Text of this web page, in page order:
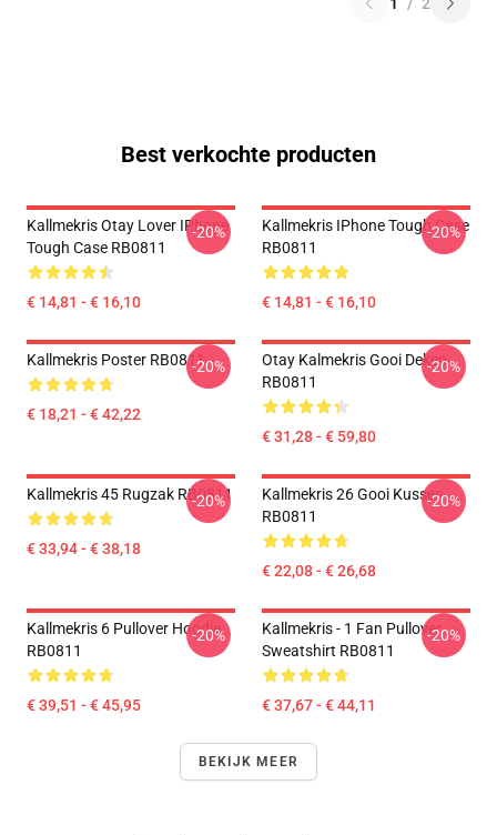
Best verkochte producten
Kallmekris Otay Lover IPhone
Tough Case RB0811
€ 14,81 - € 16,10
-20%
Kallmekris IPhone Tough Case
RB0811
€ 14,81 - € 16,10
-20%
Kallmekris Poster RB0811
€ 18,21 - € 42,22
-20%
Otay Kalmekris Gooi Deken
RB0811
€ 31,28 - € 59,80
-20%
Kallmekris 45 Rugzak RB0811
€ 33,94 - € 38,18
-20%
Kallmekris 26 Gooi Kussen
RB0811
€ 22,08 - € 26,68
-20%
Kallmekris 6 Pullover Hoodie
RB0811
€ 39,51 - € 45,95
-20%
Kallmekris - 1 Fan Pullover
Sweatshirt RB0811
€ 37,67 - € 44,11
-20%
BEKIJK MEER